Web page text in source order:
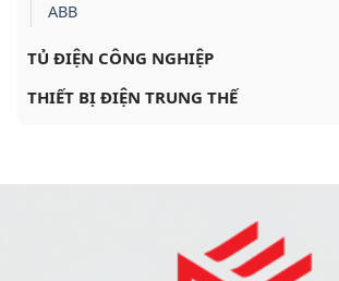
ABB
TỦ ĐIỆN CÔNG NGHIỆP
THIẾT BỊ ĐIỆN TRUNG THẾ